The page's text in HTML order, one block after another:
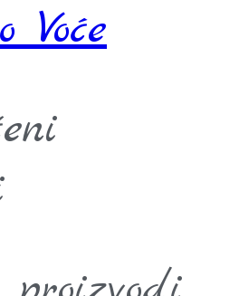
Voće